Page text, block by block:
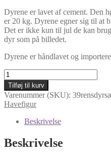
Dyrene er lavet af cement. Den
er 20 kg. Dyrene egner sig til at
Det er ikke kun til jul de kan
dyr som på billedet.
Dyrene er håndlavet og
Rensdyr
sæt
med
4
dyr
antal
Tilføj til kurv
Varenummer (SKU):
Havefigur
Beskrivelse
Beskrivelse